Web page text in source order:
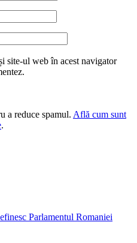
site-ul web în acest navigator
a reduce spamul. Află cum sunt
.
Parlamentul Romaniei